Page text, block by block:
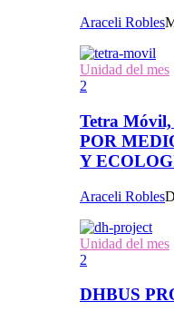
Araceli Robles
Unidad del mes
2
Tetra
POR
Y
Araceli Robles
Unidad del mes
2
DHBUS